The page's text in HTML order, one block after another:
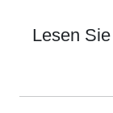
Lesen